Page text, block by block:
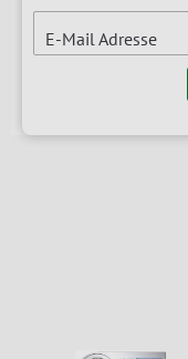
E-Mail Adresse